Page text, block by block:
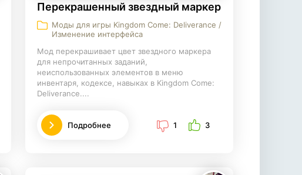
Перекрашенный звездный маркер
Моды для игры Kingdom Come: Deliverance /
Изменение интерфейса
Мод перекрашивает цвет звездного маркера
для непрочитанных заданий,
неиспользованных элементов в меню
инвентаря, кодексе, навыках в Kingdom Come:
Deliverance....
Подробнее 1 3